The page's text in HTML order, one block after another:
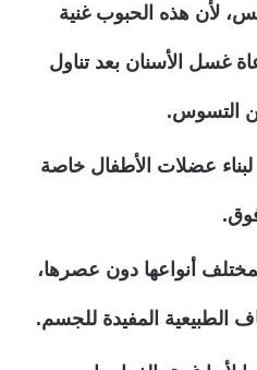
لأن هذه الحبوب غنية
غسل الأسنان بعد تناول
التسوس.
لبناء عضلات الأطفال خاصة
أنواعها دون عصرها،
الطبيعية المفيدة للجسم.